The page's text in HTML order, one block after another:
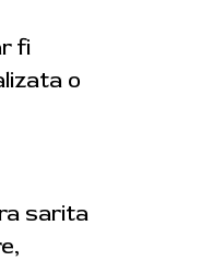
fi
o
sarita